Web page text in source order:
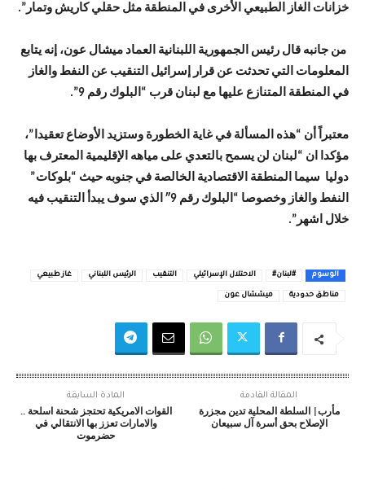
خزانات الغاز الطبيعي الأخرى في المنطقة مثل حقلي كاريش وتمار”.
من جانبه قال رئيس الجمهورية اللبنانية العماد ميشال عون، إنه يتابع
المعلومات التي تحدثت عن قرار إسرائيل التنقيب عن النفط والغاز
في المنطقة المتنازع عليها مع لبنان قرب “البلوك رقم 9”.
معتبراً أن “هذه المسألة في غاية الخطورة وستزيد الأوضاع تعقيدا”،
مؤكدا ان “لبنان لن يسمح بالتعدي على مياهه الإقليمية المعترف بها
دوليا سيما المنطقة الاقتصادية الخالصة في جنوبه حيث “بلوكات”
النفط والغاز وخصوصا “البلوك رقم 9″ الذي سوف يبدأ التنقيب فيه
خلال اشهر”.
الوسوم #لبنان# الاحتلال الإسرائيلي التنقيب الرئيس اللبناني غاز طبيعي
مناطق حدودية ميششال عون
المادة السابقة
القوات الامريكية تحتجز شحنة اسلحة ..
والامارات تعزز بها الانتقالي في
حضرموت
المقالة القادمة
مأرب| السلطة المحلية تدين مجزرة
الإصلاح بحق أسرة آل سبيعان